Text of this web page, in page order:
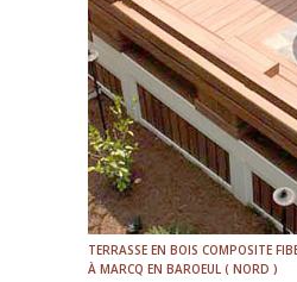
TERRASSE EN BOIS COMPOSITE
À MARCQ EN BAROEUL ( NORD )